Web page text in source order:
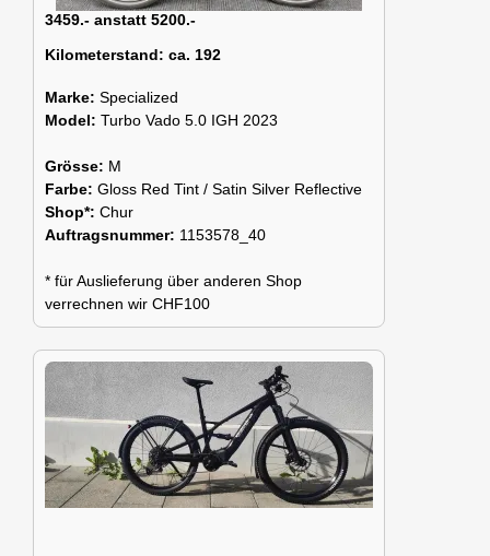
3459.- anstatt 5200.-
Kilometerstand: ca. 192
Marke: Specialized
Model: Turbo Vado 5.0 IGH 2023
Grösse: M
Farbe: Gloss Red Tint / Satin Silver Reflective
Shop*: Chur
Auftragsnummer: 1153578_40
* für Auslieferung über anderen Shop
verrechnen wir CHF100